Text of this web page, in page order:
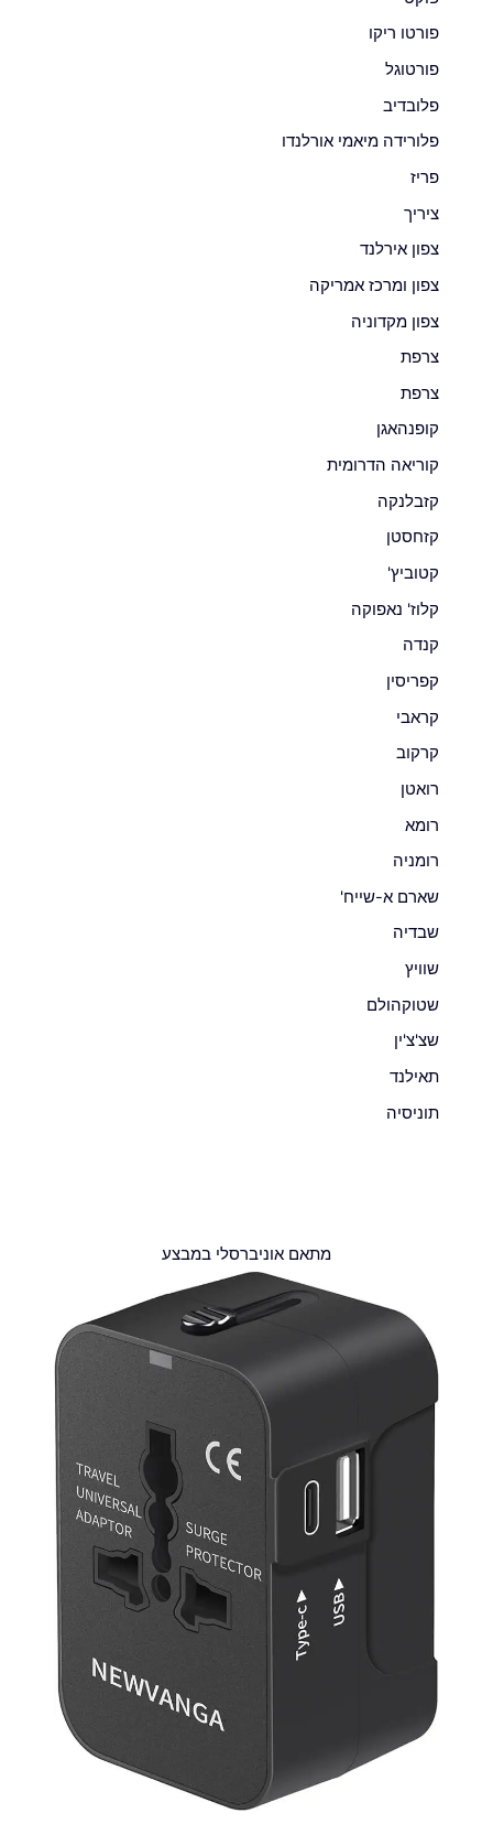
פורטו ריקו
פורטוגל
פלובדיב
פלורידה מיאמי אורלנדו
פריז
ציריך
צפון אירלנד
צפון ומרכז אמריקה
צפון מקדוניה
צרפת
צרפת
קופנהאגן
קוריאה הדרומית
קזבלנקה
קזחסטן
קטוביץ'
קלוז' נאפוקה
קנדה
קפריסין
קראבי
קרקוב
רואטן
רומא
רומניה
שארם א-שייח'
שבדיה
שוויץ
שטוקהולם
שצ'צ'ין
תאילנד
תוניסיה
מתאם אוניברסלי במבצע